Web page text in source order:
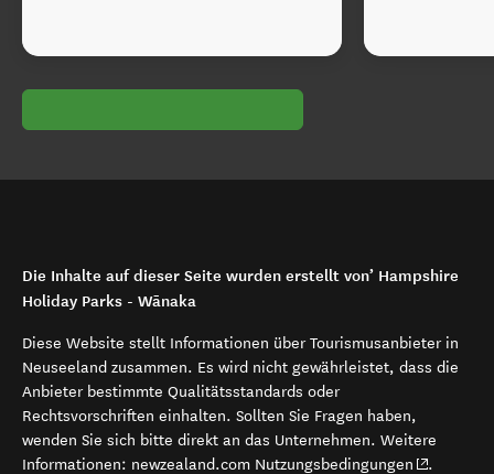
Die Inhalte auf dieser Seite wurden erstellt von’ Hampshire
Holiday Parks - Wānaka
Diese Website stellt Informationen über Tourismusanbieter in
Neuseeland zusammen. Es wird nicht gewährleistet, dass die
Anbieter bestimmte Qualitätsstandards oder
Rechtsvorschriften einhalten. Sollten Sie Fragen haben,
wenden Sie sich bitte direkt an das Unternehmen. Weitere
Informationen: newzealand.com Nutzungsbedingungen (opens in
.